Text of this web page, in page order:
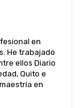
en
He trabajado
ellos Diario
Quito e
en